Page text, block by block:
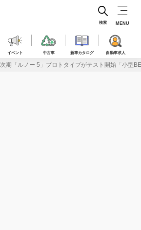
イベント 中古車 新車カタログ 自動車求人
検索 MENU
次期「ルノー 5」プロトタイプがテスト開始「小型